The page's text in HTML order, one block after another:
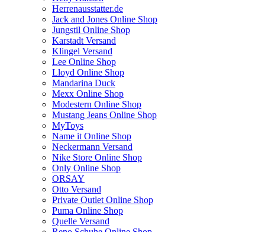
Herrenausstatter.de
Jack and Jones Online Shop
Jungstil Online Shop
Karstadt Versand
Klingel Versand
Lee Online Shop
Lloyd Online Shop
Mandarina Duck
Mexx Online Shop
Modestern Online Shop
Mustang Jeans Online Shop
MyToys
Name it Online Shop
Neckermann Versand
Nike Store Online Shop
Only Online Shop
ORSAY
Otto Versand
Private Outlet Online Shop
Puma Online Shop
Quelle Versand